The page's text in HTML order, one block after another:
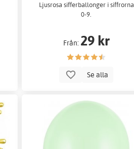
Ljusrosa sifferballonger i siffrorna
0-9.
Från: 29 kr
Se alla